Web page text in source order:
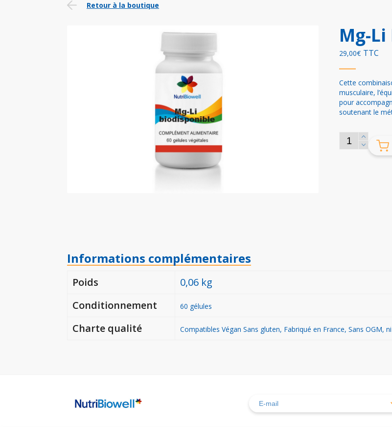
Retour à la boutique
Mg-
29,00€ TTC
Cette
musculaire,
pour
soutenant le
quantité
de
Informations complémentaires
Poids
0,06 kg
Conditionnement
60 gélules
Charte qualité Compatibles Végan Sans gluten, Fabriqué en France, Sans OGM,